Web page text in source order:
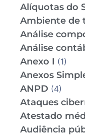
Alíquotas do
Ambiente de
Análise
Análise
Anexo I (1)
Anexos
ANPD (4)
Ataques
Atestado
Audiência